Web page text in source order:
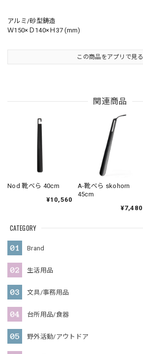
CATEGORY
Brand
生活用品
文具/事務用品
台所用品/食器
野外活動/アウトドア
アルミ/砂型鋳造
Ｗ150×Ｄ140×Ｈ37 (mm)
この商品をアプリで見る
関連商品
Nod 靴べら 40cm
¥10,560
A-靴べら skohorn
45cm
¥7,480